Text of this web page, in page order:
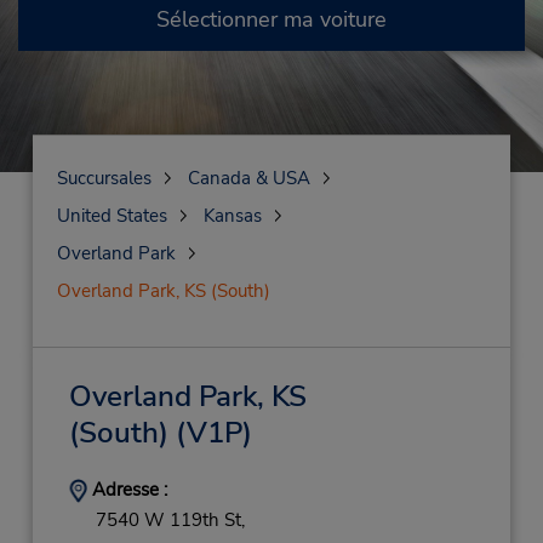
Sélectionner ma voiture
Succursales
Canada & USA
United States
Kansas
Overland Park
Overland Park, KS (South)
Overland Park, KS
(South) (V1P)
Adresse :
7540 W 119th St,